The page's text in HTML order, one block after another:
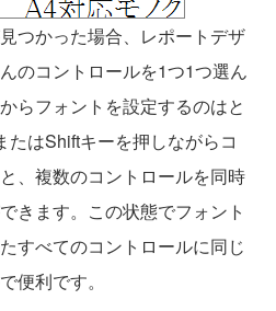
つかった場合、レポートデザ
のコントロールを1つ1つ選ん
らフォントを設定するのはと
はShiftキーを押しながらコ
、複数のコントロールを同時
きます。この状態でフォント
すべてのコントロールに同じ
便利です。